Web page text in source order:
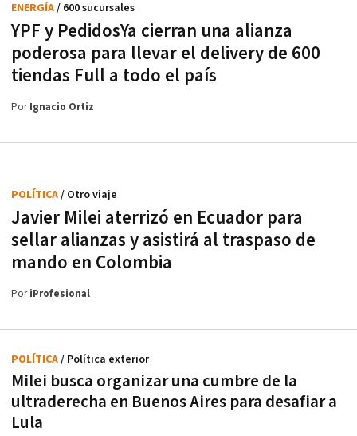
YPF y PedidosYa cierran una alianza
poderosa para llevar el delivery de 600
tiendas Full a todo el país
ENERGÍA/ 600 sucursales
PorIgnacio Ortiz
Javier Milei aterrizó en Ecuador para
sellar alianzas y asistirá al traspaso de
mando en Colombia
POLÍTICA/ Otro viaje
PoriProfesional
Milei busca organizar una cumbre de la
ultraderecha en Buenos Aires para desafiar a
Lula
POLÍTICA/ Política exterior